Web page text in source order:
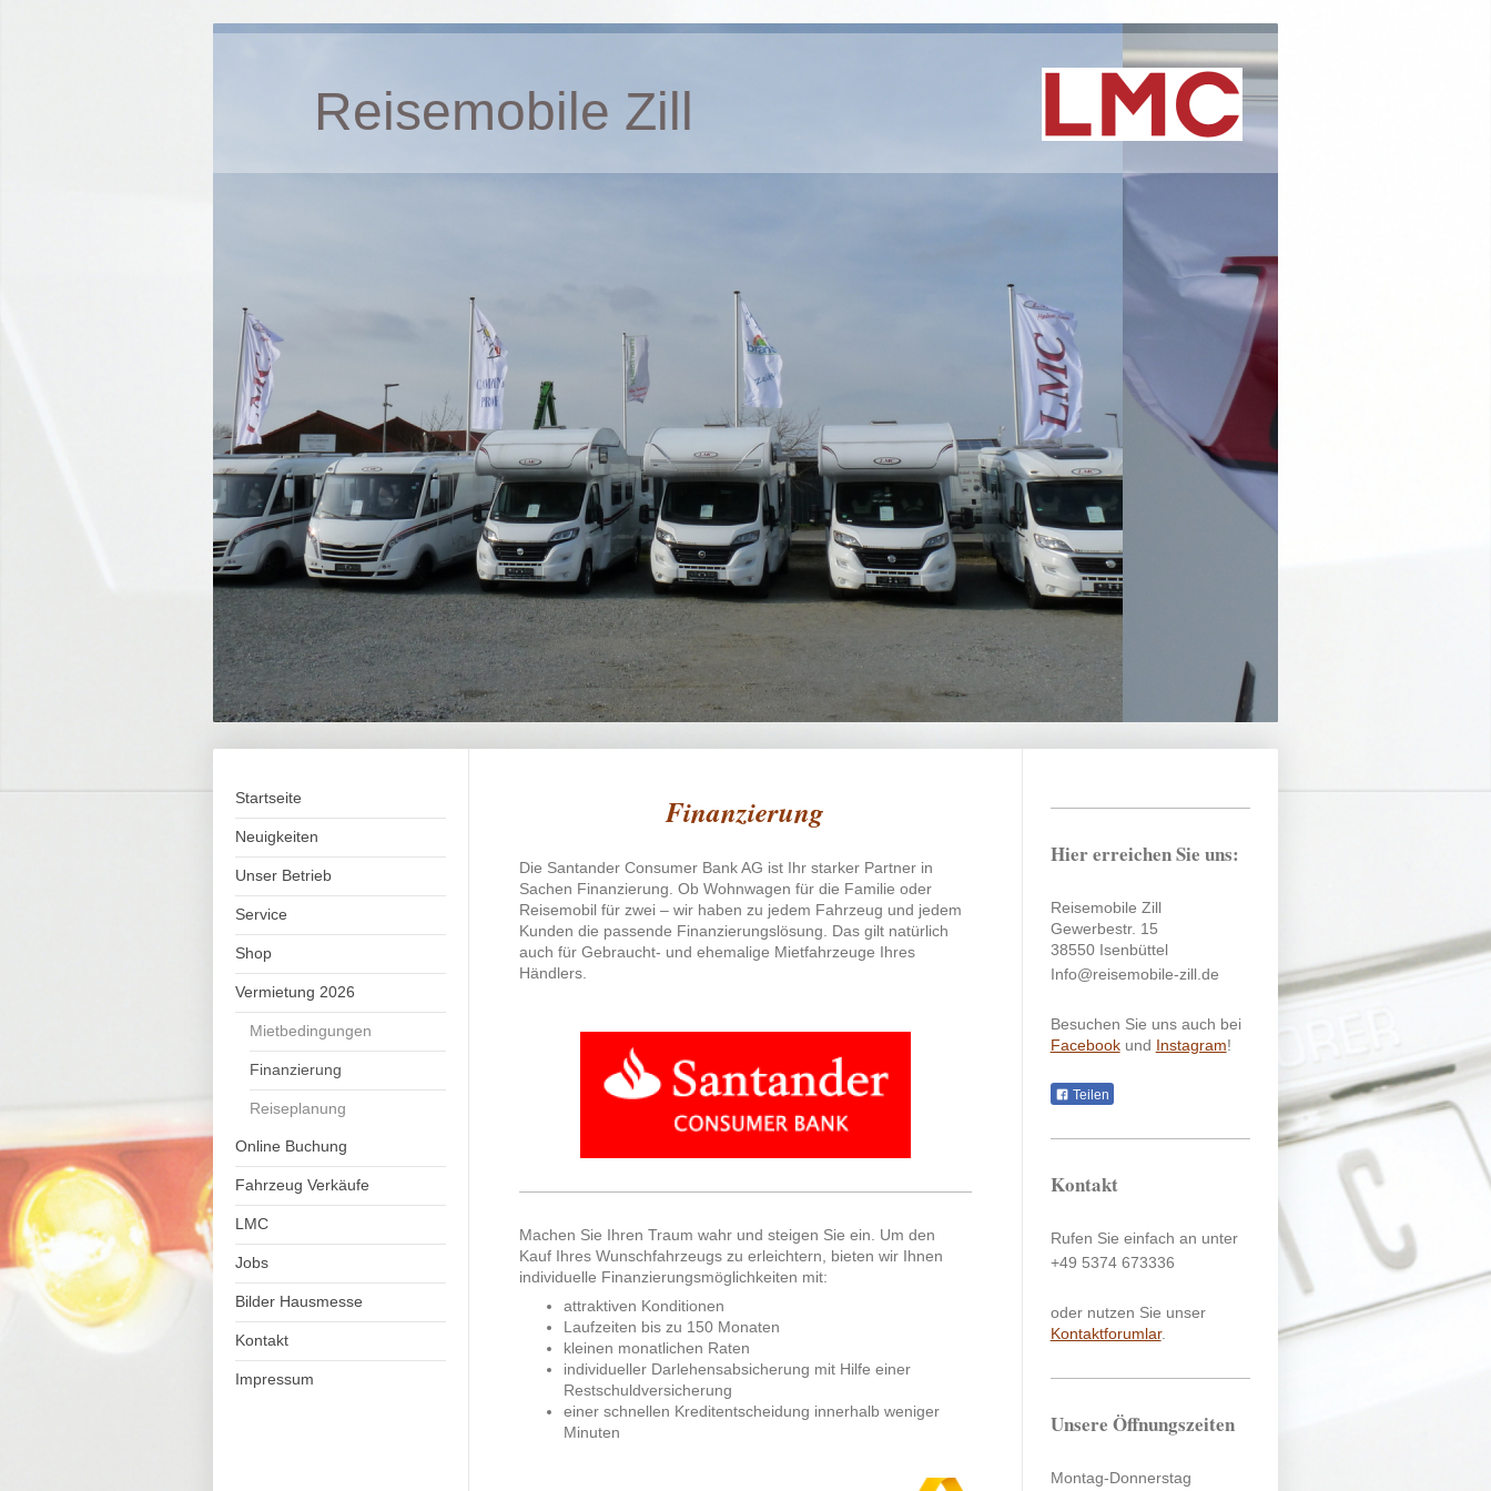
Reisemobile Zill
Startseite
Neuigkeiten
Unser Betrieb
Service
Shop
Vermietung 2026
Mietbedingungen
Finanzierung
Reiseplanung
Online Buchung
Fahrzeug Verkäufe
LMC
Jobs
Bilder Hausmesse
Kontakt
Impressum
Finanzierung
Die Santander Consumer Bank AG ist Ihr starker Partner in
Sachen Finanzierung. Ob Wohnwagen für die Familie oder
Reisemobil für zwei – wir haben zu jedem Fahrzeug und jedem
Kunden die passende Finanzierungslösung. Das gilt natürlich
auch für Gebraucht- und ehemalige Mietfahrzeuge Ihres
Händlers.
Machen Sie Ihren Traum wahr und steigen Sie ein. Um den
Kauf Ihres Wunschfahrzeugs zu erleichtern, bieten wir Ihnen
individuelle Finanzierungsmöglichkeiten mit:
attraktiven Konditionen
Laufzeiten bis zu 150 Monaten
kleinen monatlichen Raten
individueller Darlehensabsicherung mit Hilfe einer
Restschuldversicherung
einer schnellen Kreditentscheidung innerhalb weniger
Minuten
Hier erreichen Sie uns:
Reisemobile Zill
Gewerbestr. 15
38550 Isenbüttel
Info@reisemobile-zill.de
Besuchen Sie uns auch bei
Facebookund Instagram!
Teilen
Kontakt
Rufen Sie einfach an unter
+49 5374 673336
oder nutzen Sie unser
Kontaktforumlar.
Unsere Öffnungszeiten
Montag-Donnerstag